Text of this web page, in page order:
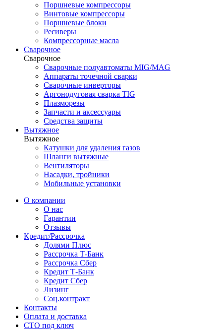
Поршневые компрессоры
Винтовые компрессоры
Поршневые блоки
Ресиверы
Компрессорные масла
Сварочное
Сварочное
Сварочные полуавтоматы MIG/MAG
Аппараты точечной сварки
Сварочные инверторы
Аргонодуговая сварка TIG
Плазморезы
Запчасти и аксессуары
Средства защиты
Вытяжное
Вытяжное
Катушки для удаления газов
Шланги вытяжные
Вентиляторы
Насадки, тройники
Мобильные установки
О компании
О нас
Гарантии
Отзывы
Кредит/Рассрочка
Долями Плюс
Рассрочка Т-Банк
Рассрочка Сбер
Кредит Т-Банк
Кредит Сбер
Лизинг
Соц.контракт
Контакты
Оплата и доставка
СТО под ключ